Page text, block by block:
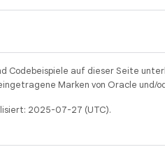
Codebeispiele auf dieser Seite
Marken von Oracle und/
2025-07-27 (UTC).